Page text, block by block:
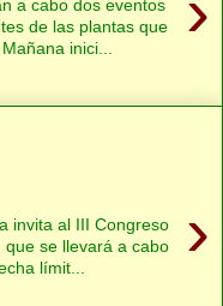
a cabo dos eventos
de las plantas que
inici...
›
invita al III Congreso
que se llevará a cabo
límit...